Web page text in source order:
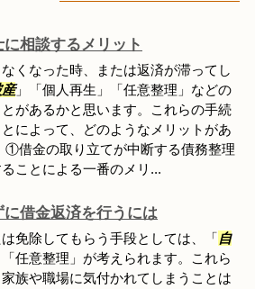
相談するメリット
くなった時、または返済が滞ってし
」「個人再生」「任意整理」などの
があるかと思います。これらの手続
によって、どのようなメリットがあ
①借金の取り立てが中断する債務整理
ことによる一番のメリ...
借金返済を行うには
免除してもらう手段としては、「自
任意整理」が考えられます。これら
族や職場に気付かれてしまうことは